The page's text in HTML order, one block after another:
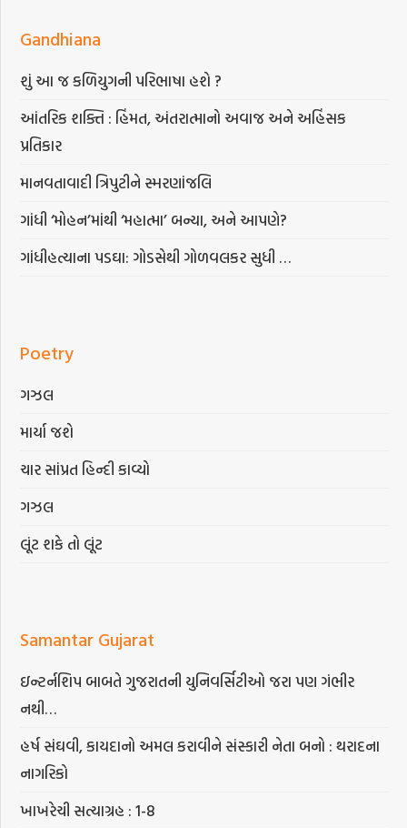
Gandhiana
શું આ જ કળિયુગની પરિભાષા હશે ?
આંતરિક શક્તિ : હિંમત, અંતરાત્માનો અવાજ અને અહિંસક
પ્રતિકાર
માનવતાવાદી ત્રિપુટીને સ્મરણાંજલિ
ગાંધી ‘મોહન’માંથી ‘મહાત્મા’ બન્યા, અને આપણે?
ગાંધીહત્યાના પડઘા: ગોડસેથી ગોળવલકર સુધી …
Poetry
ગઝલ
માર્યા જશે
ચાર સાંપ્રત હિન્દી કાવ્યો
ગઝલ
લૂંટ શકે તો લૂંટ
Samantar Gujarat
ઇન્ટર્નશિપ બાબતે ગુજરાતની યુનિવર્સિટીઓ જરા પણ ગંભીર
નથી…
હર્ષ સંઘવી, કાયદાનો અમલ કરાવીને સંસ્કારી નેતા બનો : થરાદના
નાગરિકો
ખાખરેચી સત્યાગ્રહ : 1-8